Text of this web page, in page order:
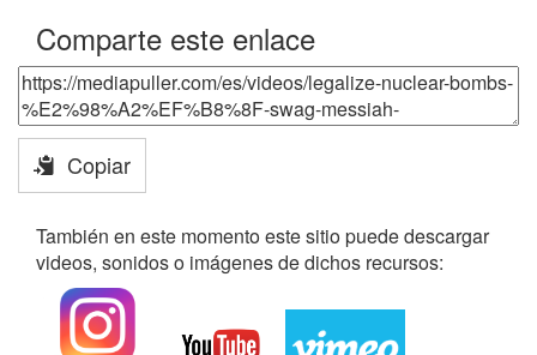
Comparte este enlace
Copiar
También en este momento este sitio puede descargar
videos, sonidos o imágenes de dichos recursos: